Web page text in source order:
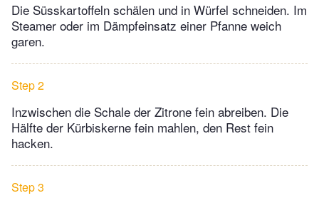
Die Süsskartoffeln schälen und in Würfel schneiden. Im
Steamer oder im Dämpfeinsatz einer Pfanne weich
garen.
Step 2
Inzwischen die Schale der Zitrone fein abreiben. Die
Hälfte der Kürbiskerne fein mahlen, den Rest fein
hacken.
Step 3